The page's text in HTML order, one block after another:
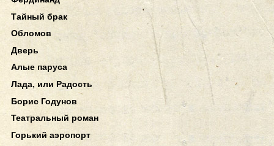
Тайный брак
Обломов
Дверь
Алые паруса
Лада, или Радость
Борис Годунов
Театральный роман
Горький аэропорт